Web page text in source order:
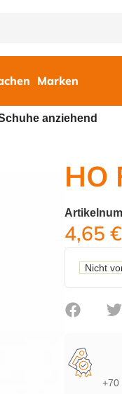
Marken
anziehend
HO
4,65 €
Nicht
+70